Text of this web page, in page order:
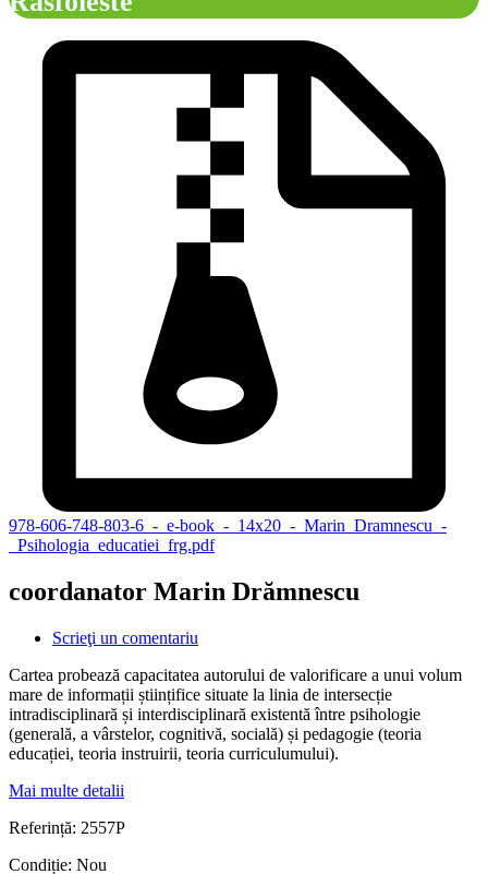
978-606-748-803-6_-_e-book_-_14x20_-_Marin_Dramnescu_-
_Psihologia_educatiei_frg.pdf
coordanator Marin Drămnescu
Scrieţi un comentariu
Cartea probează capacitatea autorului de valorificare a unui volum
mare de informații științifice situate la linia de intersecție
intradisciplinară și interdisciplinară existentă între psihologie
(generală, a vârstelor, cognitivă, socială) și pedagogie (teoria
educației, teoria instruirii, teoria curriculumului).
Mai multe detalii
Referință: 2557P
Condiție: Nou